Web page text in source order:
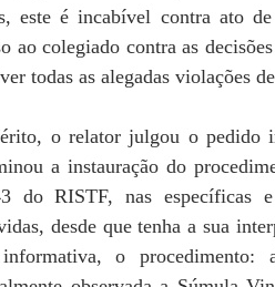
este é incabível contra ato
ao colegiado contra as
todas as alegadas violações
o relator julgou o pedido
a instauração do
do RISTF, nas específicas
desde que tenha a sua
o